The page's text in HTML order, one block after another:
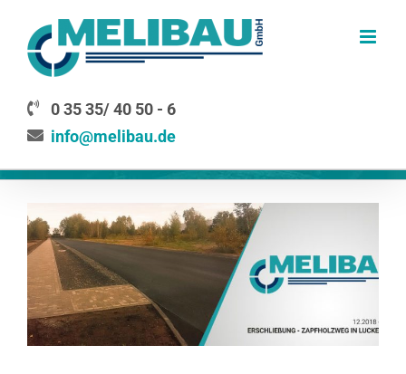
Inhalt
springen
0 35 35/ 40 50 - 6
info@melibau.de